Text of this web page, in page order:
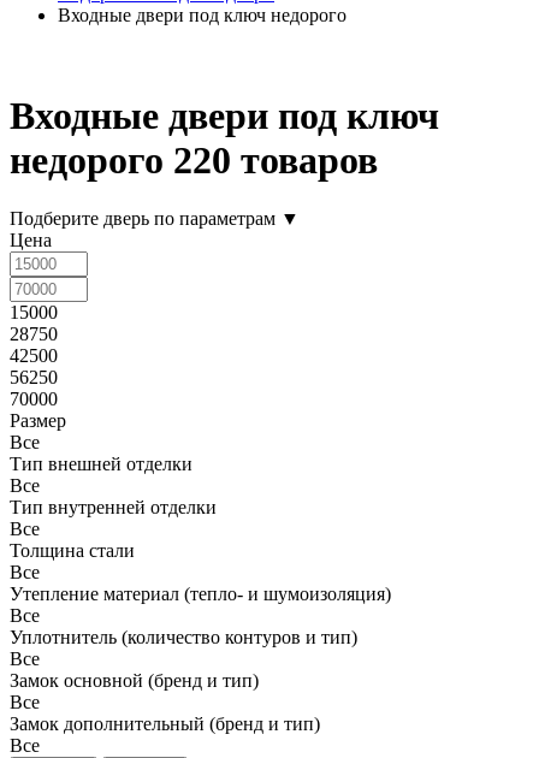
Входные двери под ключ недорого
Входные двери под ключ
недорого 220 товаров
Подберите дверь по параметрам ▼
Цена
15000
28750
42500
56250
70000
Размер
Все
Тип внешней отделки
Все
Тип внутренней отделки
Все
Толщина стали
Все
Утепление материал (тепло- и шумоизоляция)
Все
Уплотнитель (количество контуров и тип)
Все
Замок основной (бренд и тип)
Все
Замок дополнительный (бренд и тип)
Все